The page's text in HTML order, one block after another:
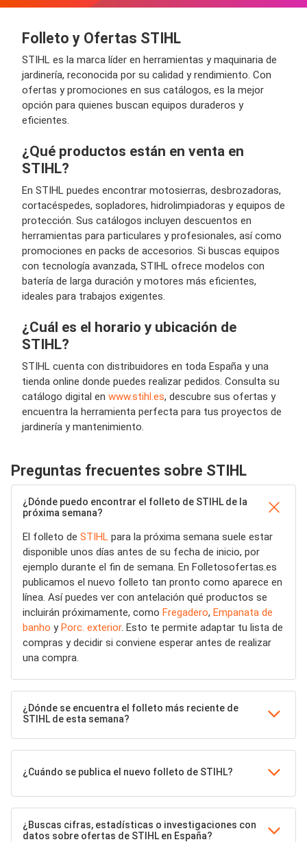
Folleto y Ofertas STIHL
STIHL es la marca líder en herramientas y maquinaria de
jardinería, reconocida por su calidad y rendimiento. Con
ofertas y promociones en sus catálogos, es la mejor
opción para quienes buscan equipos duraderos y
eficientes.
¿Qué productos están en venta en
STIHL?
En STIHL puedes encontrar motosierras, desbrozadoras,
cortacéspedes, sopladores, hidrolimpiadoras y equipos de
protección. Sus catálogos incluyen descuentos en
herramientas para particulares y profesionales, así como
promociones en packs de accesorios. Si buscas equipos
con tecnología avanzada, STIHL ofrece modelos con
batería de larga duración y motores más eficientes,
ideales para trabajos exigentes.
¿Cuál es el horario y ubicación de
STIHL?
STIHL cuenta con distribuidores en toda España y una
tienda online donde puedes realizar pedidos. Consulta su
catálogo digital en www.stihl.es, descubre sus ofertas y
encuentra la herramienta perfecta para tus proyectos de
jardinería y mantenimiento.
Preguntas frecuentes sobre STIHL
¿Dónde puedo encontrar el folleto de STIHL de la
próxima semana?
El folleto de STIHL para la próxima semana suele estar
disponible unos días antes de su fecha de inicio, por
ejemplo durante el fin de semana. En Folletosofertas.es
publicamos el nuevo folleto tan pronto como aparece en
línea. Así puedes ver con antelación qué productos se
incluirán próximamente, como Fregadero, Empanata de
banho yPorc. exterior. Esto te permite adaptar tu lista de
compras y decidir si conviene esperar antes de realizar
una compra.
¿Dónde se encuentra el folleto más reciente de
STIHL de esta semana?
¿Cuándo se publica el nuevo folleto de STIHL?
¿Buscas cifras, estadísticas o investigaciones con
datos sobre ofertas de STIHL en España?